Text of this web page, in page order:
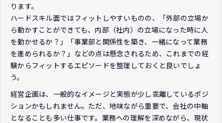
ります。
ハードスキル面ではフィットしやすいものの、「外部の立場か
ら動かすことができても、内部（社内）の立場になった時に人
を動かせるか？」「事業部と関係性を築き、一緒になって業務
を進められるか？」などの点は懸念されるため、これまでの経
験からフィットするエピソードを整理しておくと良いでしょ
う。
経営企画は、一般的なイメージと実態が少し乖離しているポジ
ションかもしれません。ただ、地味ながら重要で、会社の中軸
となることも多い仕事です。業務への理解を深めながら、現状